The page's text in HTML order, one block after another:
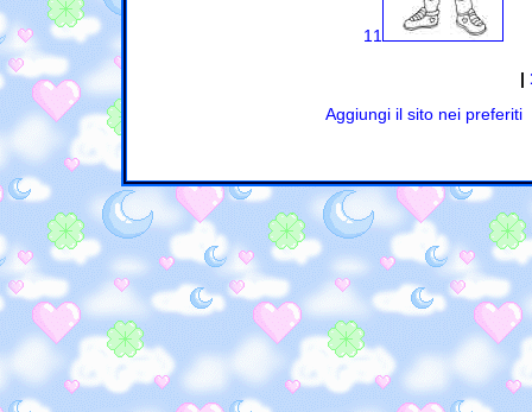
11
|
Aggiungi il sito nei preferiti